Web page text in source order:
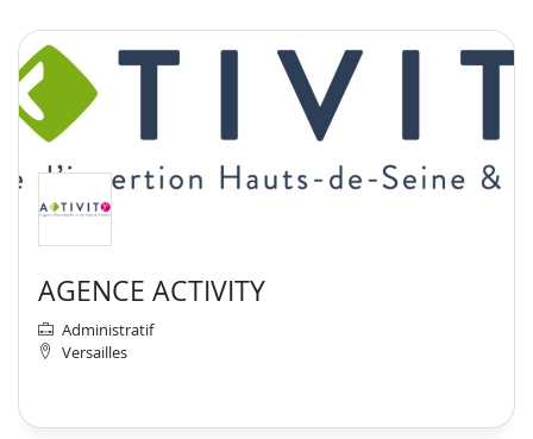
AGENCE ACTIVITY
Administratif
Versailles